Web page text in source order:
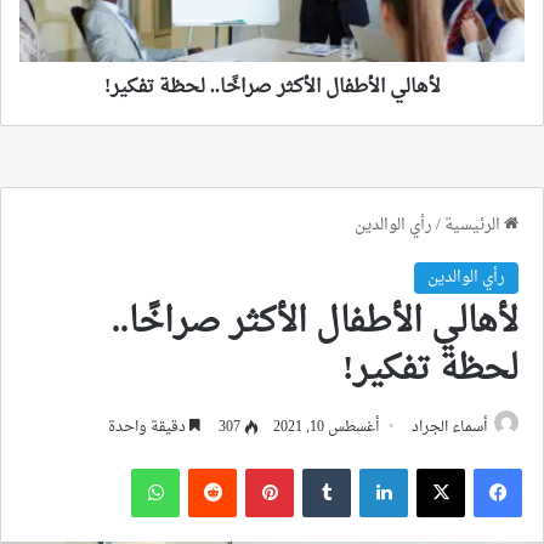
لأهالي الأطفال الأكثر صراخًا.. لحظة تفكير!